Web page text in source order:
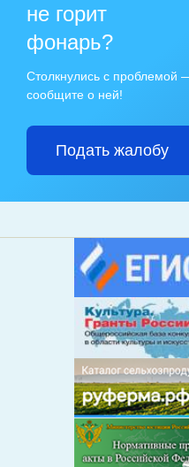
не горит
фонарь?
Столкнулись с проблемой
сообщите о ней!
Подать жалобу